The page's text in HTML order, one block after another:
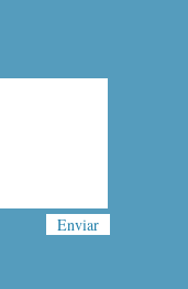
Enviar